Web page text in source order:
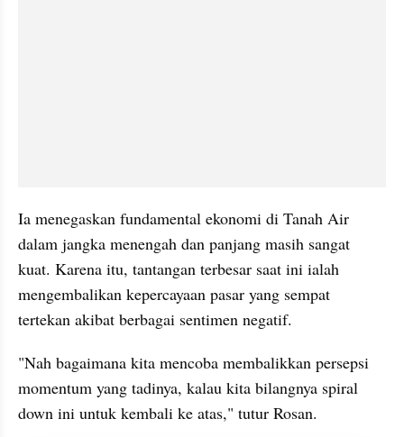
Ia menegaskan fundamental ekonomi di Tanah Air
dalam jangka menengah dan panjang masih sangat
kuat. Karena itu, tantangan terbesar saat ini ialah
mengembalikan kepercayaan pasar yang sempat
tertekan akibat berbagai sentimen negatif.
"Nah bagaimana kita mencoba membalikkan persepsi
momentum yang tadinya, kalau kita bilangnya spiral
down ini untuk kembali ke atas," tutur Rosan.